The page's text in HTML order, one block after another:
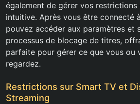
également de gérer vos restrictions
intuitive. Après vous être connecté
pouvez accéder aux paramètres et
processus de blocage de titres,
parfaite pour gérer ce que vous ou
regardez.
Restrictions sur Smart TV et
Streaming